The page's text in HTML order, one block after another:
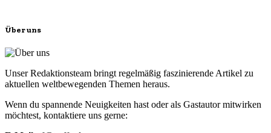
Über uns
Unser Redaktionsteam bringt regelmäßig faszinierende Artikel zu
aktuellen weltbewegenden Themen heraus.
Wenn du spannende Neuigkeiten hast oder als Gastautor mitwirken
möchtest, kontaktiere uns gerne: